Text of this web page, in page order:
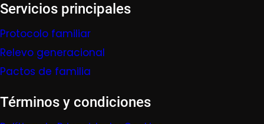
Servicios principales
Protocolo familiar
Relevo generacional
Pactos de familia
Términos y condiciones